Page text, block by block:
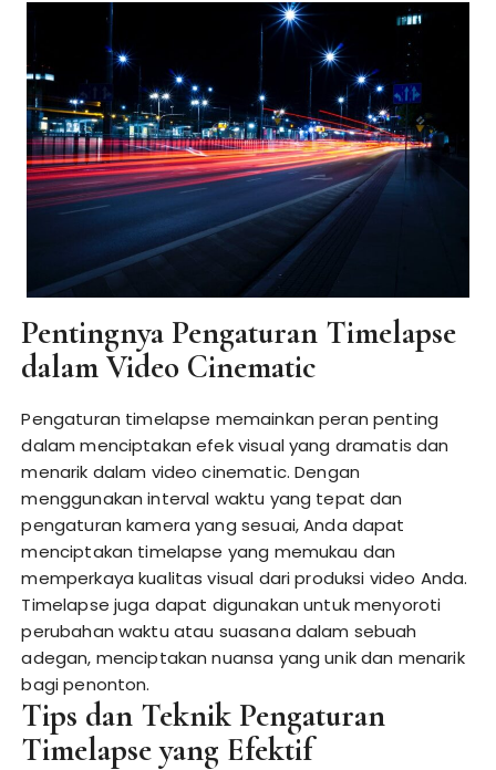
Pentingnya Pengaturan Timelapse
dalam Video Cinematic
Pengaturan timelapse memainkan peran penting
dalam menciptakan efek visual yang dramatis dan
menarik dalam video cinematic. Dengan
menggunakan interval waktu yang tepat dan
pengaturan kamera yang sesuai, Anda dapat
menciptakan timelapse yang memukau dan
memperkaya kualitas visual dari produksi video Anda.
Timelapse juga dapat digunakan untuk menyoroti
perubahan waktu atau suasana dalam sebuah
adegan, menciptakan nuansa yang unik dan menarik
bagi penonton.
Tips dan Teknik Pengaturan
Timelapse yang Efektif